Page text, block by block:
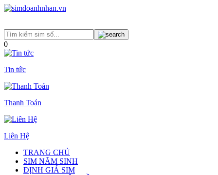
0
Tin tức
Thanh Toán
Liên Hệ
TRANG CHỦ
SIM NĂM SINH
ĐỊNH GIÁ SIM